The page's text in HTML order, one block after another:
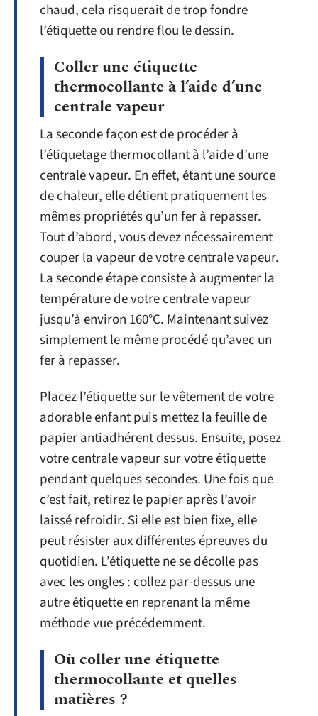
chaud, cela risquerait de trop fondre
l’étiquette ou rendre flou le dessin.
Coller une étiquette
thermocollante à l’aide d’une
centrale vapeur
La seconde façon est de procéder à
l’étiquetage thermocollant à l’aide d’une
centrale vapeur. En effet, étant une source
de chaleur, elle détient pratiquement les
mêmes propriétés qu’un fer à repasser.
Tout d’abord, vous devez nécessairement
couper la vapeur de votre centrale vapeur.
La seconde étape consiste à augmenter la
température de votre centrale vapeur
jusqu’à environ 160°C. Maintenant suivez
simplement le même procédé qu’avec un
fer à repasser.
Placez l’étiquette sur le vêtement de votre
adorable enfant puis mettez la feuille de
papier antiadhérent dessus. Ensuite, posez
votre centrale vapeur sur votre étiquette
pendant quelques secondes. Une fois que
c’est fait, retirez le papier après l’avoir
laissé refroidir. Si elle est bien fixe, elle
peut résister aux différentes épreuves du
quotidien. L’étiquette ne se décolle pas
avec les ongles : collez par-dessus une
autre étiquette en reprenant la même
méthode vue précédemment.
Où coller une étiquette
thermocollante et quelles
matières ?